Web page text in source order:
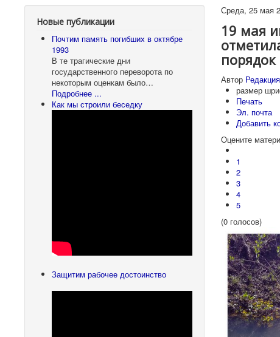
Новые публикации
Почтим память погибших в октябре
1993
В те трагические дни
государственного переворота по
некоторым оценкам было…
Подробнее ...
Как мы строили беседку
Защитим рабочее достоинство
Среда, 25 мая
19 мая
Автор Редакция
размер
Печать
Эл. почта
Добавить
Оцените
1
2
3
4
5
(0 голосов)